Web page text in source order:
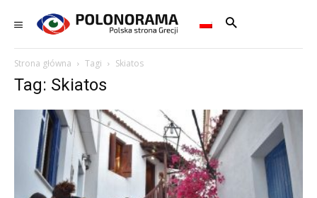
Strona główna Tagi Skiatos
Tag: Skiatos